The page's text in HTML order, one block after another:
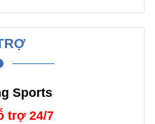
Sports
trợ 24/7